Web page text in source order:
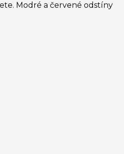
Modré a červené odstíny